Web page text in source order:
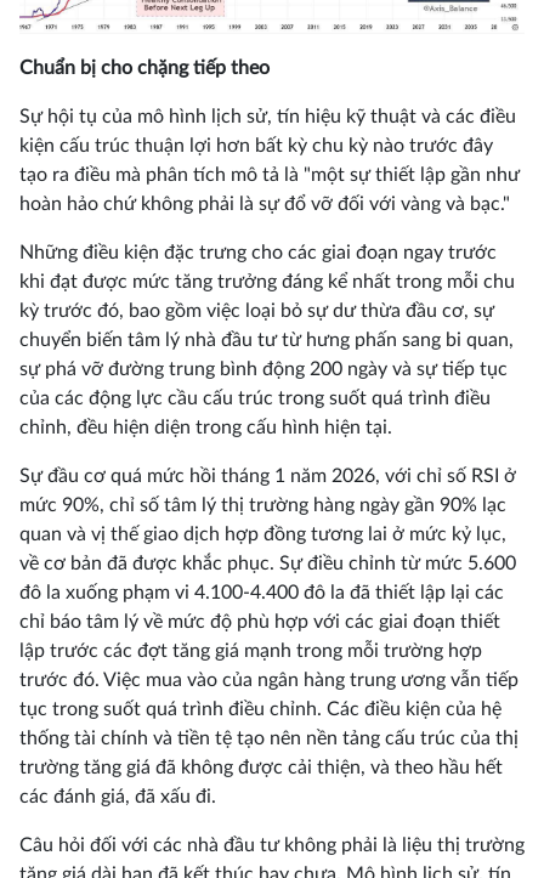
Chuẩn bị cho chặng tiếp theo
Sự hội tụ của mô hình lịch sử, tín hiệu kỹ thuật và các điều
kiện cấu trúc thuận lợi hơn bất kỳ chu kỳ nào trước đây
tạo ra điều mà phân tích mô tả là "một sự thiết lập gần như
hoàn hảo chứ không phải là sự đổ vỡ đối với vàng và bạc."
Những điều kiện đặc trưng cho các giai đoạn ngay trước
khi đạt được mức tăng trưởng đáng kể nhất trong mỗi chu
kỳ trước đó, bao gồm việc loại bỏ sự dư thừa đầu cơ, sự
chuyển biến tâm lý nhà đầu tư từ hưng phấn sang bi quan,
sự phá vỡ đường trung bình động 200 ngày và sự tiếp tục
của các động lực cầu cấu trúc trong suốt quá trình điều
chỉnh, đều hiện diện trong cấu hình hiện tại.
Sự đầu cơ quá mức hồi tháng 1 năm 2026, với chỉ số RSI ở
mức 90%, chỉ số tâm lý thị trường hàng ngày gần 90% lạc
quan và vị thế giao dịch hợp đồng tương lai ở mức kỷ lục,
về cơ bản đã được khắc phục. Sự điều chỉnh từ mức 5.600
đô la xuống phạm vi 4.100-4.400 đô la đã thiết lập lại các
chỉ báo tâm lý về mức độ phù hợp với các giai đoạn thiết
lập trước các đợt tăng giá mạnh trong mỗi trường hợp
trước đó. Việc mua vào của ngân hàng trung ương vẫn tiếp
tục trong suốt quá trình điều chỉnh. Các điều kiện của hệ
thống tài chính và tiền tệ tạo nên nền tảng cấu trúc của thị
trường tăng giá đã không được cải thiện, và theo hầu hết
các đánh giá, đã xấu đi.
Câu hỏi đối với các nhà đầu tư không phải là liệu thị trường